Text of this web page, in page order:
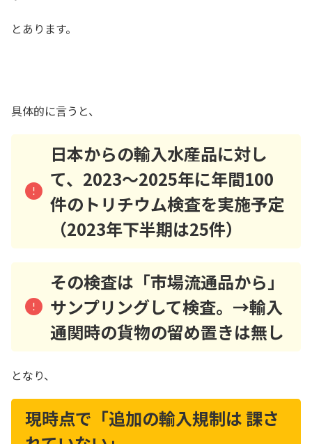
とあります。
​具体的に言うと、
日本からの輸入水産品に対し
て、2023～2025年に年間100
件のトリチウム検査を実施予定
（2023年下半期は25件）
その検査は「市場流通品から」
サンプリングして検査。→輸入
通関時の貨物の留め置きは無し
となり、
現時点で「追加の輸入規制は 課さ